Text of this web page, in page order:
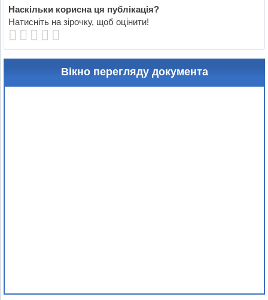
Наскільки корисна ця публікація?
Натисніть на зірочку, щоб оцінити!
Вікно перегляду документа